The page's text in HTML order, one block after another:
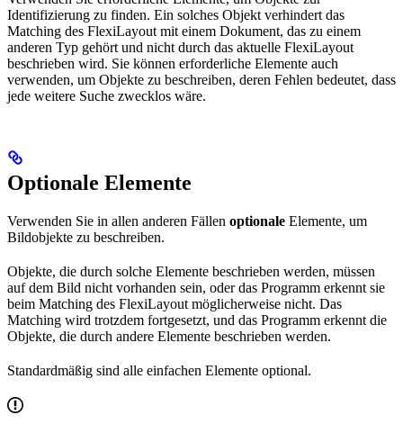
Identifizierung zu finden. Ein solches Objekt verhindert das
Matching des FlexiLayout mit einem Dokument, das zu einem
anderen Typ gehört und nicht durch das aktuelle FlexiLayout
beschrieben wird. Sie können erforderliche Elemente auch
verwenden, um Objekte zu beschreiben, deren Fehlen bedeutet, dass
jede weitere Suche zwecklos wäre.
Optionale Elemente
Verwenden Sie in allen anderen Fällen optionale Elemente, um
Bildobjekte zu beschreiben.
Objekte, die durch solche Elemente beschrieben werden, müssen
auf dem Bild nicht vorhanden sein, oder das Programm erkennt sie
beim Matching des FlexiLayout möglicherweise nicht. Das
Matching wird trotzdem fortgesetzt, und das Programm erkennt die
Objekte, die durch andere Elemente beschrieben werden.
Standardmäßig sind alle einfachen Elemente optional.